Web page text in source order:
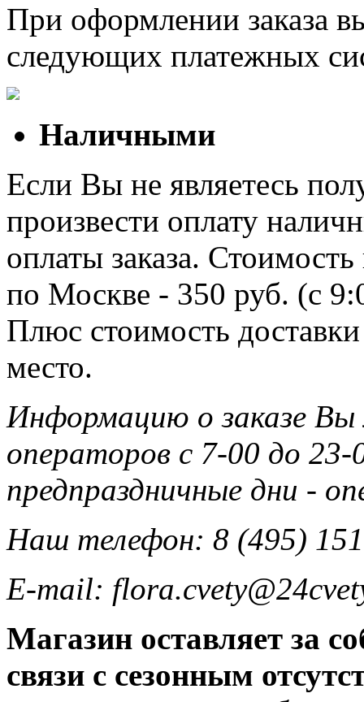
При оформлении заказа
следующих платежных
Наличными
Если Вы не являетесь
произвести оплату
оплаты заказа.
по Москве - 350 руб. (с
Плюс стоимость
место.
Информацию о заказе
операторов с 7-00 до 23-
предпраздничные дни -
Наш телефон: 8 (495)
E-mail:
Магазин оставляет за
связи с сезонным